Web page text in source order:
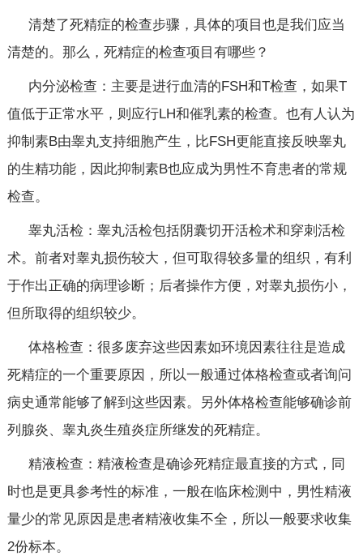
清楚了死精症的检查步骤，具体的项目也是我们应当
清楚的。那么，死精症的检查项目有哪些？
内分泌检查：主要是进行血清的FSH和T检查，如果T
值低于正常水平，则应行LH和催乳素的检查。也有人认为
抑制素B由睾丸支持细胞产生，比FSH更能直接反映睾丸
的生精功能，因此抑制素B也应成为男性不育患者的常规
检查。
睾丸活检：睾丸活检包括阴囊切开活检术和穿刺活检
术。前者对睾丸损伤较大，但可取得较多量的组织，有利
于作出正确的病理诊断；后者操作方便，对睾丸损伤小，
但所取得的组织较少。
体格检查：很多废弃这些因素如环境因素往往是造成
死精症的一个重要原因，所以一般通过体格检查或者询问
病史通常能够了解到这些因素。另外体格检查能够确诊前
列腺炎、睾丸炎生殖炎症所继发的死精症。
精液检查：精液检查是确诊死精症最直接的方式，同
时也是更具参考性的标准，一般在临床检测中，男性精液
量少的常见原因是患者精液收集不全，所以一般要求收集
2份标本。